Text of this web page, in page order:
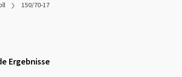
150/70-17
Ergebnisse